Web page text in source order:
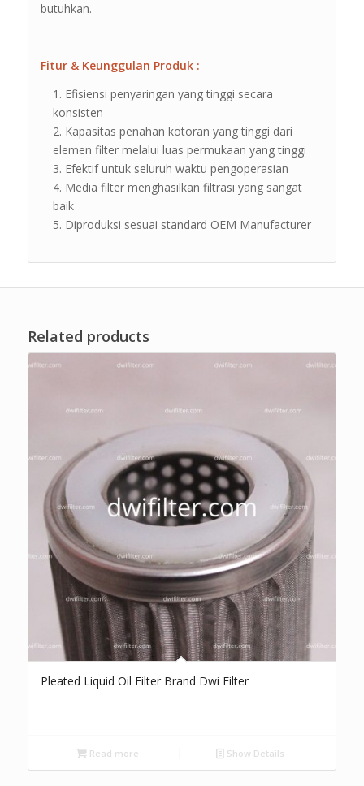
butuhkan.
Fitur & Keunggulan Produk :
Efisiensi penyaringan yang tinggi secara
konsisten
Kapasitas penahan kotoran yang tinggi dari
elemen filter melalui luas permukaan yang tinggi
Efektif untuk seluruh waktu pengoperasian
Media filter menghasilkan filtrasi yang sangat
baik
Diproduksi sesuai standard OEM Manufacturer
Related products
Pleated Liquid Oil Filter Brand Dwi Filter
Read more Show Details